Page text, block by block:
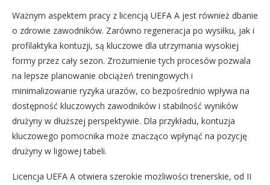
Ważnym aspektem pracy z licencją UEFA A jest również dbanie
o zdrowie zawodników. Zarówno regeneracja po wysiłku, jak i
profilaktyka kontuzji, są kluczowe dla utrzymania wysokiej
formy przez cały sezon. Zrozumienie tych procesów pozwala
na lepsze planowanie obciążeń treningowych i
minimalizowanie ryzyka urazów, co bezpośrednio wpływa na
dostępność kluczowych zawodników i stabilność wyników
drużyny w dłuższej perspektywie. Dla przykładu, kontuzja
kluczowego pomocnika może znacząco wpłynąć na pozycję
drużyny w ligowej tabeli.
Licencja UEFA A otwiera szerokie możliwości trenerskie, od II